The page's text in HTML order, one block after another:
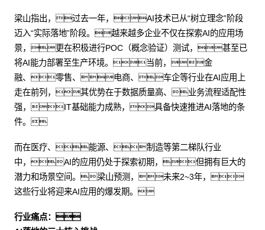
梁山指出，过去一年，AI技术已从“树立理念”阶段
迈入“实际落地”阶段。越来越多企业不仅在探索AI的应用场
景，更在积极进行POC（概念验证）测试，甚至已
将AI能力部署至生产环境。当前，金
融、零售、电商、车企等行业在AI应用上
走在前列，其优势在于数据质量高、业务流程适配性
强，IT基础能力成熟，具备快速推进AI落地的条
件。
而在医疗、能源、制造等第二梯队行业
中，AI的应用仍处于探索初期，但拥有巨大的
潜力和场景空间。梁山预测，未来2~3年，
这些行业将迎来AI应用的爆发期。
行业痛点：